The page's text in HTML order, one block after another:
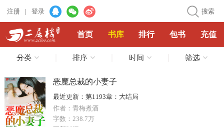
注册 | 登录 搜索
首页 书库 排行 包书 充值
分类 排序 时间 筛选
恶魔总裁的小妻子
最近更新： 第1193章：大结局
作者： 青梅煮酒
字数： 238.7万